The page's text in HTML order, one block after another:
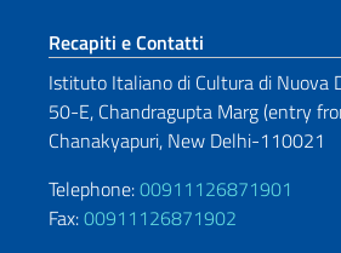
Sezione footer
Recapiti e Contatti
Istituto Italiano di Cultura di Nuova
50-E, Chandragupta Marg (entry
Chanakyapuri, New Delhi-110021
Telephone:00911126871901
Fax:00911126871902